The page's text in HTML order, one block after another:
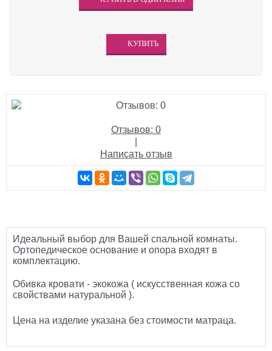
Отзывов: 0
Написать отзыв
Идеальный выбор для Вашей спальной комнаты.
Ортопедическое основание и опора входят в
комплектацию.
Обивка кровати - экокожа ( искусственная кожа со
свойствами натуральной ).
Цена на изделие указана без стоимости матраца.